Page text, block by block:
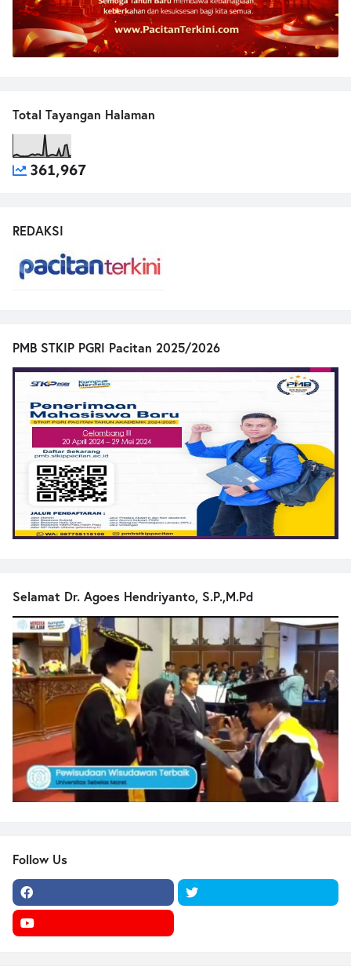
Total Tayangan Halaman
361,967
REDAKSI
PMB STKIP PGRI Pacitan 2025/2026
Selamat Dr. Agoes Hendriyanto, S.P.,M.Pd
Follow Us